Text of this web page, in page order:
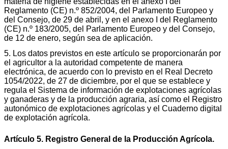
Reglamento (CE) n.º 852/2004, del Parlamento Europeo y
del Consejo, de 29 de abril, y en el anexo I del Reglamento
(CE) n.º 183/2005, del Parlamento Europeo y del Consejo,
de 12 de enero, según sea de aplicación.
5. Los datos previstos en este artículo se proporcionarán por
el agricultor a la autoridad competente de manera
electrónica, de acuerdo con lo previsto en el Real Decreto
1054/2022, de 27 de diciembre, por el que se establece y
regula el Sistema de información de explotaciones agrícolas
y ganaderas y de la producción agraria, así como el Registro
autonómico de explotaciones agrícolas y el Cuaderno digital
de explotación agrícola.
Artículo 5. Registro General de la Producción Agrícola.